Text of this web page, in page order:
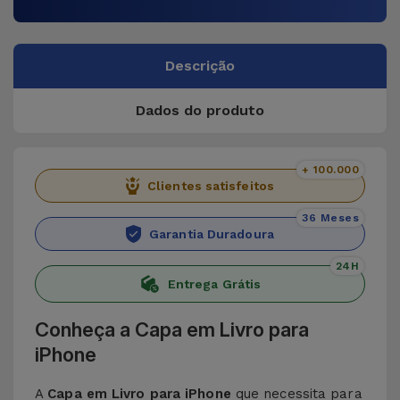
Descrição
Dados do produto
Clientes satisfeitos
+ 100.000
Garantia Duradoura
36 Meses
Entrega Grátis
24H
Conheça a Capa em Livro para
iPhone
A Capa em Livro para iPhone que necessita para